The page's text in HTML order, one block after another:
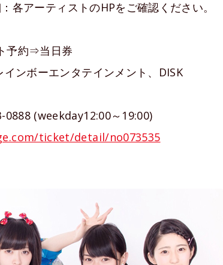
各アーティストのHPをご確認ください。
予約⇒当日券
ンボーエンタテインメント、DISK
0888 (weekday12:00～19:00)
ticket/detail/no073535